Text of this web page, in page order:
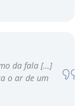
da fala […]
o ar de um